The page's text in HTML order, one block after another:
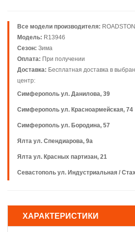
Все модели производителя:
Модель: R13946
Сезон: Зима
Оплата: При получении
Доставка: Бесплатная доставка в
центр:
Симферополь ул. Данилова, 39
Симферополь ул. Красноармейская, 74
Симферополь ул. Бородина, 57
Ялта ул. Спендиарова, 9а
Ялта ул. Красных партизан, 21
Севастополь ул. Индустриальная /
ХАРАКТЕРИСТИКИ